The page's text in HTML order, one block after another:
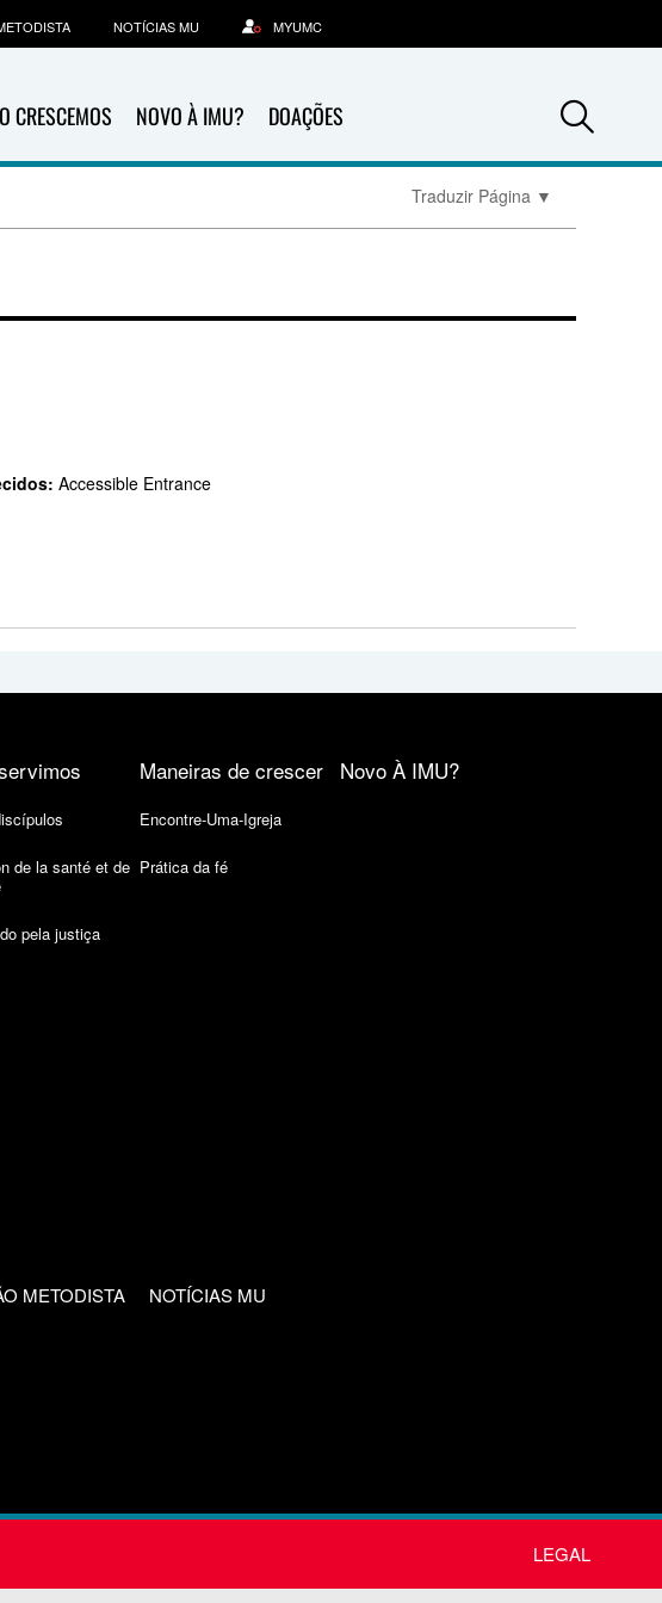
CRESCEMOS NOVO À IMU? DOAÇÕES
NOTÍCIAS MU MYUMC
Traduzir Página ▼
Accessible Entrance
de la santé et de
pela justiça
Maneiras de crescer
Encontre-Uma-Igreja
Prática da fé
Novo À IMU?
METODISTA NOTÍCIAS MU
LEGAL